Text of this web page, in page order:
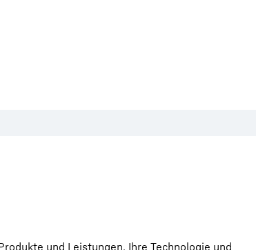
und Leistungen. Ihre Technologie und